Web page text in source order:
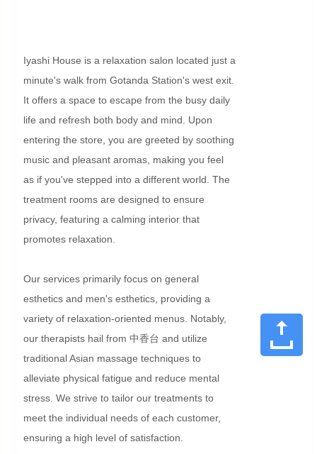
Iyashi House is a relaxation salon located just a
minute's walk from Gotanda Station's west exit.
It offers a space to escape from the busy daily
life and refresh both body and mind. Upon
entering the store, you are greeted by soothing
music and pleasant aromas, making you feel
as if you've stepped into a different world. The
treatment rooms are designed to ensure
privacy, featuring a calming interior that
promotes relaxation.
Our services primarily focus on general
esthetics and men's esthetics, providing a
variety of relaxation-oriented menus. Notably,
our therapists hail from 中香台 and utilize
traditional Asian massage techniques to
alleviate physical fatigue and reduce mental
stress. We strive to tailor our treatments to
meet the individual needs of each customer,
ensuring a high level of satisfaction.